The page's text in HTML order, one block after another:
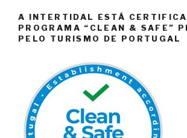
A INTERTIDAL ESTÁ
PROGRAMA “CLEAN & SAFE”
PELO TURISMO DE PORTUGAL